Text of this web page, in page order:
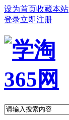
设为首页收藏本站
登录立即注册